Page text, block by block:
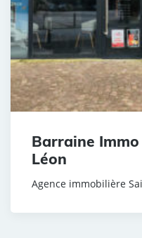
Barraine
Léon
Agence immobilière